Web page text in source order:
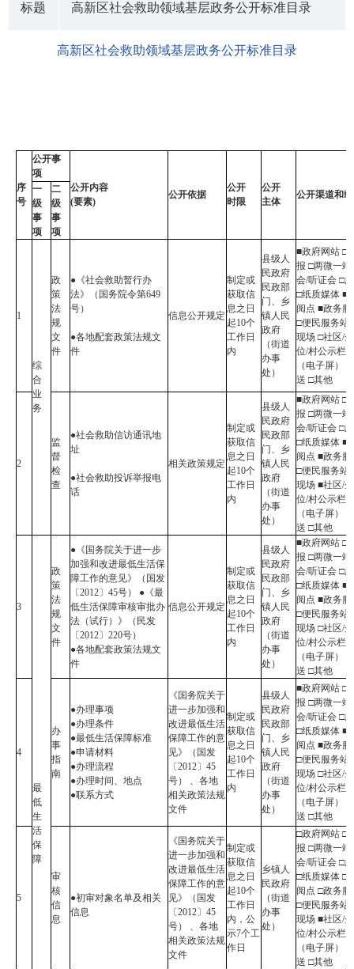
标题 高新区社会救助领域基层政务公开标准目录
高新区社会救助领域基层政务公开标准目录
序
号
公开事
项
公开内容
(要素)
公开依据
公开
时限
公开
主体
公开渠道和
一
级
事
项
二
级
事
项
1
综
合
业
务
政
策
法
规
文
件
●《社会救助暂行办
法》（国务院令第649
号）
●各地配套政策法规文
件
信息公开规定
制定或
获取信
息之日
起10个
工作日
内
县级人
民政府
民政部
门、乡
镇人民
政府
（街道
办事
处）
■政府网站 □
报 □两微一端
会/听证会 □
□纸质媒体 ■
阅点 ■政务
□便民服务站
现场 □社区/
位/村公示栏
（电子屏）
送 □其他
2
监
督
检
查
●社会救助信访通讯地
址
●社会救助投诉举报电
话
相关政策规定
制定或
获取信
息之日
起10个
工作日
内
县级人
民政府
民政部
门、乡
镇人民
政府
（街道
办事
处）
■政府网站 □
报 □两微一端
会/听证会 □
□纸质媒体 ■
阅点 ■政务
□便民服务站
现场 ■社区/
位/村公示栏
（电子屏）
送 □其他
3
最
低
生
活
保
障
政
策
法
规
文
件
●《国务院关于进一步
加强和改进最低生活保
障工作的意见》（国发
〔2012〕45号） ●《最
低生活保障审核审批办
法（试行）》（民发
〔2012〕220号）
●各地配套政策法规文
件
信息公开规定
制定或
获取信
息之日
起10个
工作日
内
县级人
民政府
民政部
门、乡
镇人民
政府
（街道
办事
处）
■政府网站 □
报 □两微一端
会/听证会 □
□纸质媒体 ■
阅点 ■政务
□便民服务站
现场 □社区/
位/村公示栏
（电子屏）
送 □其他
4
办
事
指
南
●办理事项
●办理条件
●最低生活保障标准
●申请材料
●办理流程
●办理时间、地点
●联系方式
《国务院关于
进一步加强和
改进最低生活
保障工作的意
见》（国发
〔2012〕45
号） 、各地
相关政策法规
文件
制定或
获取信
息之日
起10个
工作日
内
县级人
民政府
民政部
门、乡
镇人民
政府
（街道
办事
处）
■政府网站 □
报 □两微一端
会/听证会 □
□纸质媒体 ■
阅点 ■政务
□便民服务站
现场 □社区/
位/村公示栏
（电子屏）
送 □其他
5
审
核
信
息
●初审对象名单及相关
信息
《国务院关于
进一步加强和
改进最低生活
保障工作的意
见》（国发
〔2012〕45
号） 、各地
相关政策法规
文件
制定或
获取信
息之日
起10个
工作日
内，公
示7个工
作日
乡镇人
民政府
（街道
办事
处）
□政府网站 □
报 □两微一端
会/听证会 □
□纸质媒体 □
阅点 □政务
□便民服务站
现场 ■社区/
位/村公示栏
（电子屏）
送 □其他